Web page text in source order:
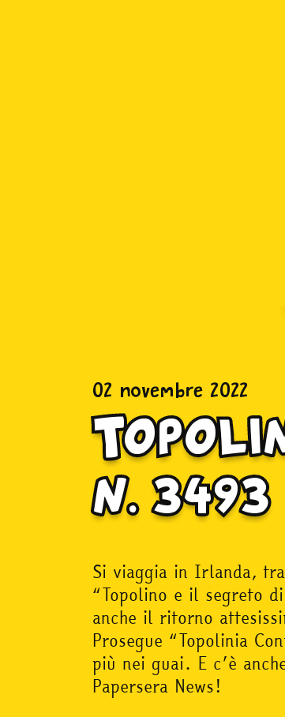
02 novembre 2022
n. 3493
Si viaggia in Irlanda,
“Topolino e il segreto
anche il ritorno
Prosegue “Topolinia
più nei guai. E c’è
Papersera News!